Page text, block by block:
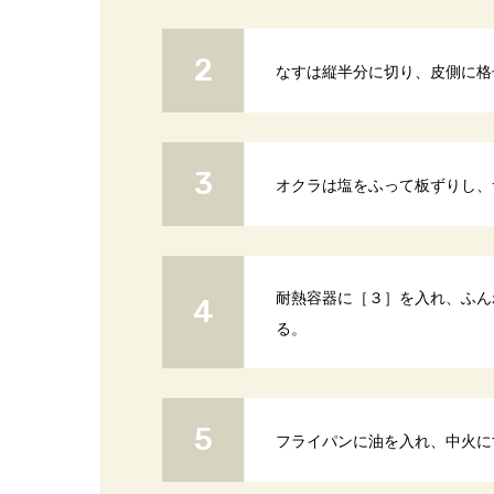
なすは縦半分に切り、皮側に
オクラは塩をふって板ずりし
耐熱容器に［３］を入れ、ふ
る。
フライパンに油を入れ、中火